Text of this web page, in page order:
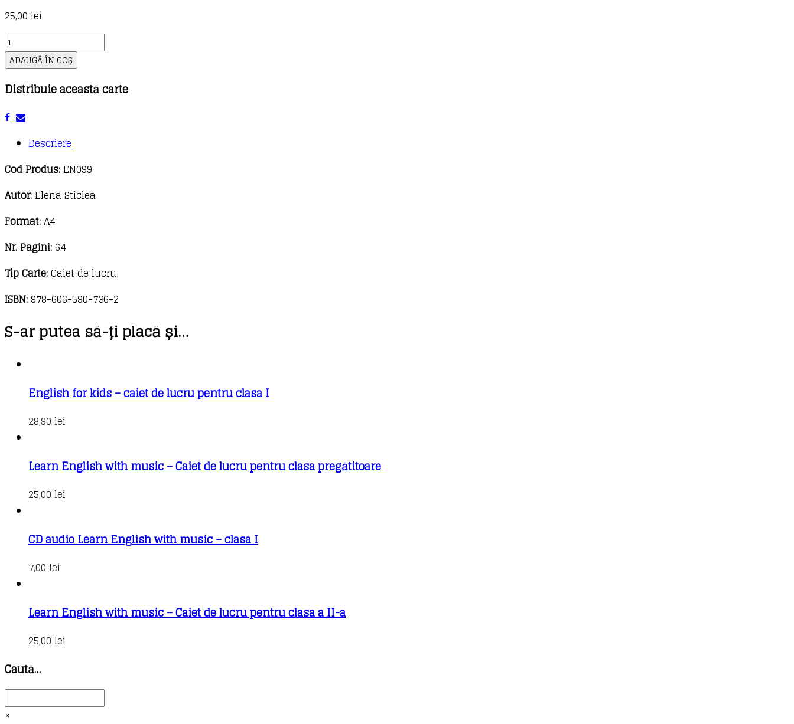
25,00 lei
Cantitate
Learn
English
with
-
Caiet
lucru
pentru
I
ADAUGĂ ÎN COȘ
Distribuie această carte
Descriere
Cod Produs:EN099
Autor:Elena Sticlea
Format:A4
Nr. Pagini:64
Tip Carte:Caiet de lucru
ISBN:978-606-590-736-2
S-ar putea să-ți placă și…
English for kids – caiet de lucru pentru clasa I
28,90 lei
Learn English with music – Caiet de lucru pentru clasa pregătitoare
25,00 lei
CD audio Learn English with music – clasa I
7,00 lei
Learn English with music – Caiet de lucru pentru clasa a II-a
25,00 lei
Caută…
×